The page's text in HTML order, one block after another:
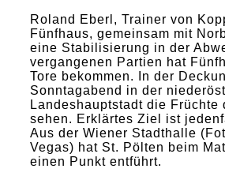
Roland Eberl, Trainer von
Fünfhaus, gemeinsam mit
eine Stabilisierung in der
vergangenen Partien hat
Tore bekommen. In der
Sonntagabend in der
Landeshauptstadt die
sehen. Erklärtes Ziel ist
Aus der Wiener Stadthalle
Vegas) hat St. Pölten beim
einen Punkt entführt.